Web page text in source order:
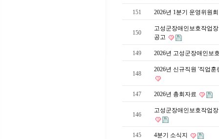
151 2026년 1분기 운영위원
150
고성군장애인보호작업
공고
149 2026년 고성군장애인보
148
2026년 신규직원 '직업
147 2026년 총회자료
146
고성군장애인보호작업
145 4분기 소식지